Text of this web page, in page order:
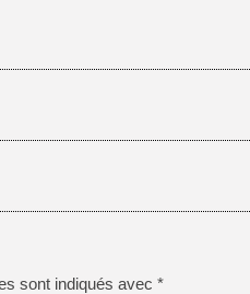
sont indiqués avec *